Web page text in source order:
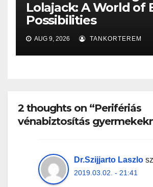
Lolajack: A World of
Possibilities
AUG 9, 2026 TANKORTEREM
2 thoughts on “Perifériás
vénabiztosítás
Dr.Szijjarto Laszlo
2019.03.02. - 21:41